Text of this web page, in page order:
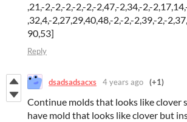
,21,-2,-2,-2,-2,-2,-2,47,-2,34,-2,-
,32,4,-2,27,29,40,48,-2,-2,-2,39,-2,-
90,53]
Reply
dsadsadsacxs 4 years ago (+1)
Continue molds that looks like clover
have mold that looks like clover but